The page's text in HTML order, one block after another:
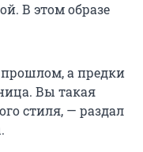
В этом образе
а предки
Вы такая
стиля, — раздал